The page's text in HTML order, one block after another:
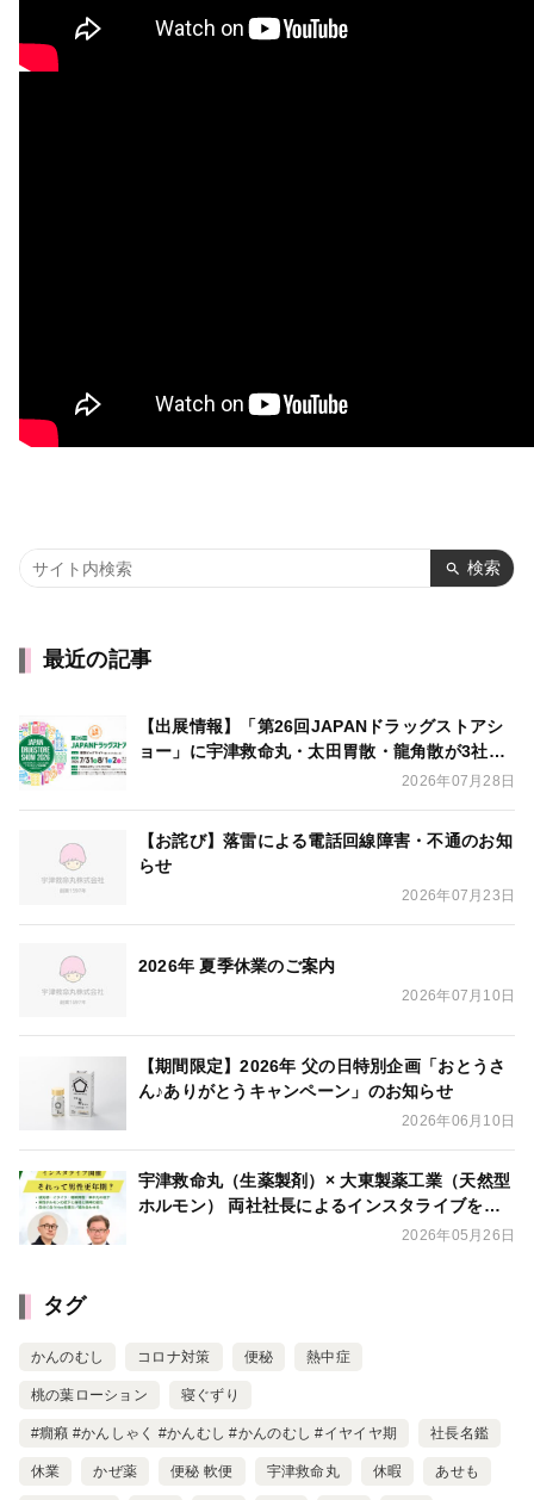
検索
最近の記事
【出展情報】「第26回JAPANドラッグストアシ
ョー」に宇津救命丸・太田胃散・龍角散が3社合
2026年07月28日
【お詫び】落雷による電話回線障害・不通のお知
らせ
2026年07月23日
2026年 夏季休業のご案内
2026年07月10日
【期間限定】2026年 父の日特別企画「おとうさ
ん♪ありがとうキャンペーン」のお知らせ
2026年06月10日
宇津救命丸（生薬製剤）× 大東製薬工業（天然型
ホルモン） 両社社長によるインスタライブを開
2026年05月26日
タグ
かんのむし コロナ対策 便秘 熱中症
桃の葉ローション 寝ぐずり
#癇癪 #かんしゃく #かんむし #かんのむし #イヤイヤ期 社長名鑑
休業 かぜ薬 便秘 軟便 宇津救命丸 休暇 あせも